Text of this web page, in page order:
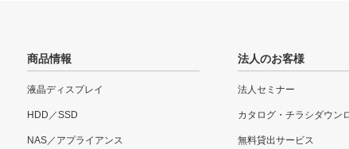
商品情報
液晶ディスプレイ
HDD／SSD
NAS／アプライアンス
法人のお客様
法人セミナー
カタログ・チラシダウン
無料貸出サービス